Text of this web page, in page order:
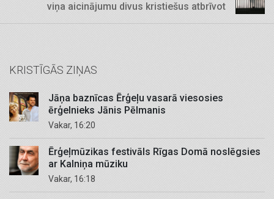
viņa aicinājumu divus kristiešus atbrīvot
KRISTĪGĀS ZIŅAS
Jāņa baznīcas Ērģeļu vasarā viesosies
ērģelnieks Jānis Pēlmanis
Vakar, 16:20
Ērģeļmūzikas festivāls Rīgas Domā noslēgsies
ar Kalniņa mūziku
Vakar, 16:18